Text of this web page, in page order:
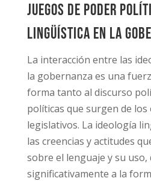
Juegos de poder
lingüística en la
La interacción entre las
la gobernanza es una
forma tanto al discurso
políticas que surgen de
legislativos. La ideología
las creencias y actitudes
sobre el lenguaje y su
significativamente a la